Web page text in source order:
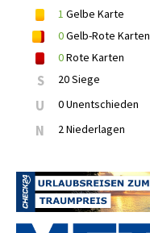
1 Gelbe Karte
0Gelb-Rote Karten
0Rote Karten
S 20 Siege
U 0 Unentschieden
N 2 Niederlagen